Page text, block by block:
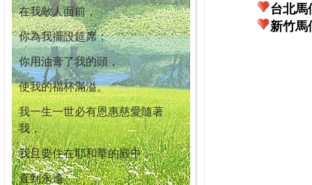
在我敵人面前，
你為我擺設筵席；
你用油膏了我的頭，
使我的福杯滿溢。
我一生一世必有恩惠慈愛隨著
我，
我且要住在耶和華的殿中，
直到永遠。
台北馬
新竹馬